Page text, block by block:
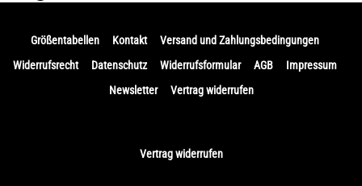
Größentabellen Kontakt
Versand und Zahlungsbedingungen
Widerrufsrecht
Datenschutz Widerrufsformular AGB
Impressum
Newsletter
Vertrag widerrufen
Vertrag widerrufen